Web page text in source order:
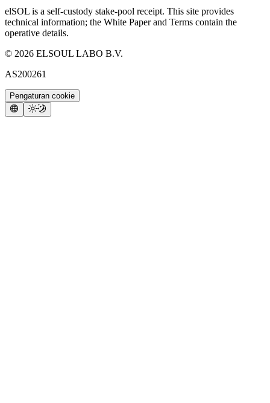
elSOL is a self-custody stake-pool receipt. This site provides
technical information; the White Paper and Terms contain the
operative details.
© 2026 ELSOUL LABO B.V.
AS200261
Pengaturan cookie